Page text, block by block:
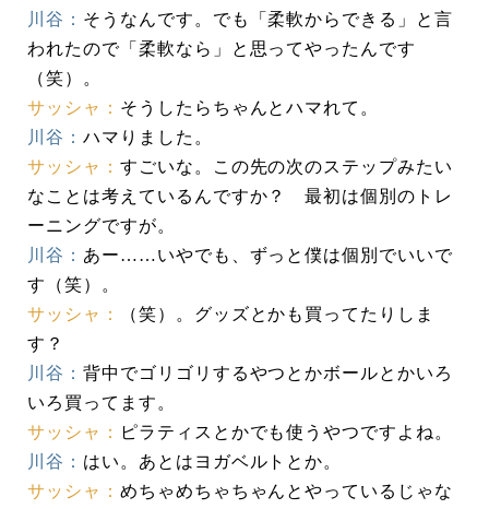
川谷： そうなんです。でも「柔軟からできる」と言
われたので「柔軟なら」と思ってやったんです
（笑）。
サッシャ： そうしたらちゃんとハマれて。
川谷： ハマりました。
サッシャ： すごいな。この先の次のステップみたい
なことは考えているんですか？ 最初は個別のトレ
ーニングですが。
川谷： あー……いやでも、ずっと僕は個別でいいで
す（笑）。
サッシャ：
（笑）。グッズとかも買ってたりしま
す？
川谷： 背中でゴリゴリするやつとかボールとかいろ
いろ買ってます。
サッシャ：
ピラティスとかでも使うやつですよね。
川谷： はい。あとはヨガベルトとか。
サッシャ： めちゃめちゃちゃんとやっているじゃな